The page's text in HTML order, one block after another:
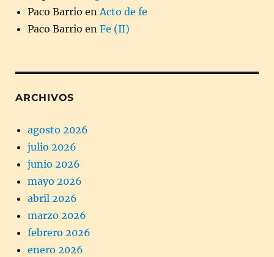
Paco Barrio en Acto de fe
Paco Barrio en Fe (II)
ARCHIVOS
agosto 2026
julio 2026
junio 2026
mayo 2026
abril 2026
marzo 2026
febrero 2026
enero 2026